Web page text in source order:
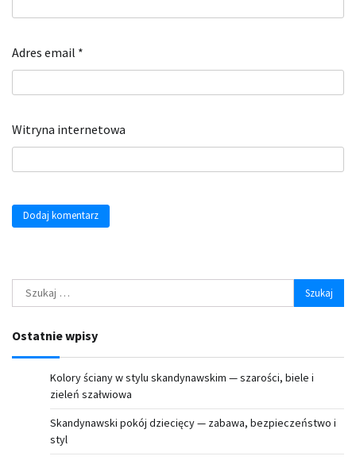
Adres email *
Witryna internetowa
Szukaj:
Ostatnie wpisy
Kolory ściany w stylu skandynawskim — szarości, biele i
zieleń szałwiowa
Skandynawski pokój dziecięcy — zabawa, bezpieczeństwo i
styl